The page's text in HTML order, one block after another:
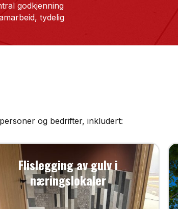
godkjenning
tydelig
og bedrifter, inkludert:
Flislegging av gulv i
næringslokaler